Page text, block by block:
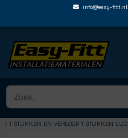
info@easy-fitt.nl
HOME › SPEEDFIT LUCHT EN
› T STUKKEN EN VERLOOP T STUKKEN